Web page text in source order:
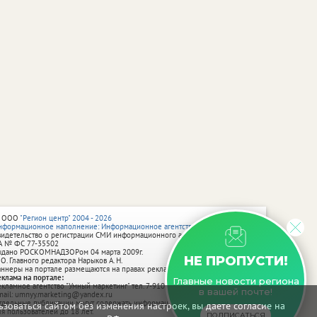
сайтом без изменения настроек, вы даете согласие на
НЕ ПРОПУСТИ!
Главные новости региона
в вашей почте!
"Регион центр" 2004 - 2026
наполнение: Информационное агентство vRossii.ru
о регистрации СМИ информационного агентства vRossii.ru
№ ФС 77‑35502
РОСКОМНАДЗОРом 04 марта 2009г.
Главного редактора Нарыков А. Н.
на портале размещаются на правах рекламы.
на портале:
агентство "Умный маркетинг" тел. 7-910-267-70-40,
umnyy.marketing@yandex.ru
публикации могут содержать информацию, не предназначенную
пользователей до 18 лет.